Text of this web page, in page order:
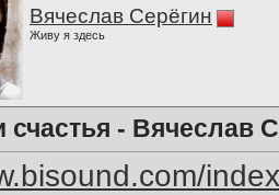
Вячеслав Серёгин
Живу я здесь
- Вячеслав